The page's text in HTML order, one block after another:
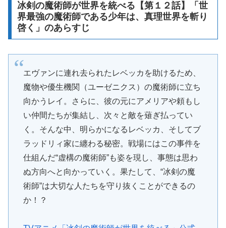
冰剣の魔術師が世界を統べる【第１２話】「世
界最強の魔術師である少年は、真理世界を斬り
啓く」のあらすじ
エヴァンに連れ去られたレベッカを助けるため、
魔物や優生機関（ユーゼニクス）の魔術師に立ち
向かうレイ。さらに、彼の元にアメリアや頼もし
い仲間たちが集結し、次々と敵を薙ぎ払ってい
く。そんな中、明らかになるレベッカ、そしてブ
ラッドリィ家に纏わる秘密。戦場にはこの事件を
仕組んだ“虚構の魔術師”も姿を現し、事態は思わ
ぬ方向へと向かっていく。果たして、“冰剣の魔
術師”は大切な人たちを守り抜くことができるの
か！？